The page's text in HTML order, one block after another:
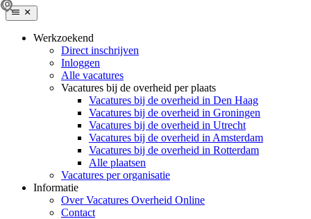
Werkzoekend
Direct inschrijven
Inloggen
Alle vacatures
Vacatures bij de overheid per plaats
Vacatures bij de overheid in Den Haag
Vacatures bij de overheid in Groningen
Vacatures bij de overheid in Utrecht
Vacatures bij de overheid in Amsterdam
Vacatures bij de overheid in Rotterdam
Alle plaatsen
Vacatures per organisatie
Informatie
Over Vacatures Overheid Online
Contact